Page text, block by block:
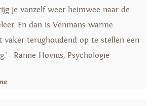
je vanzelf weer heimwee naar de
En dan is Venmans warme
vaker terughoudend op te stellen een
Ranne Hovius, Psychologie